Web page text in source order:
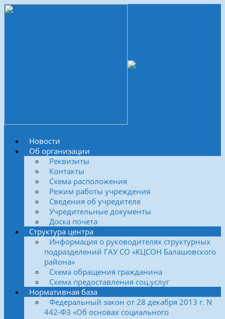
Новости
Об организации
Реквизиты
Контакты
Схема расположения
Режим работы учреждения
Сведения об учредителе
Учредительные документы
Доска почета
Структура центра
Информация о руководителях структурных
подразделений ГАУ СО «КЦСОН Балашовского
района»
Схема обращения гражданина
Схема предоставления соц.услуг
Нормативная база
Федеральный закон от 28 декабря 2013 г. N
442-ФЗ «Об основах социального